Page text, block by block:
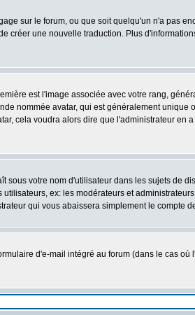
sur le forum, ou que soit quelqu'un n'a pas
créer une nouvelle traduction. Plus
est l'image associée avec votre rang,
nommée avatar, qui est généralement
cela voudra alors dire que l'administrateur
votre nom d'utilisateur dans les sujets de
ex: les modérateurs et
qui vous abaissera simplement le compte
d'e-mail intégré au forum (dans le cas